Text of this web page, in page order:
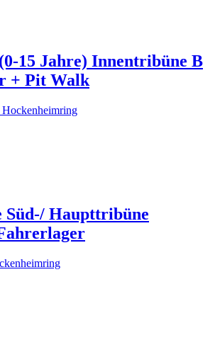
15 Jahre) Innentribüne B
+ Pit Walk
Süd-/ Haupttribüne